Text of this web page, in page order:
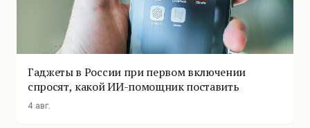
Гаджеты в России при первом включении
спросят, какой ИИ-помощник поставить
4 авг.